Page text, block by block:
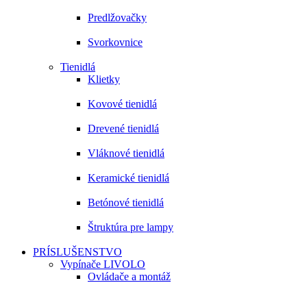
Predlžovačky
Svorkovnice
Tienidlá
Klietky
Kovové tienidlá
Drevené tienidlá
Vláknové tienidlá
Keramické tienidlá
Betónové tienidlá
Štruktúra pre lampy
PRÍSLUŠENSTVO
Vypínače LIVOLO
Ovládače a montáž